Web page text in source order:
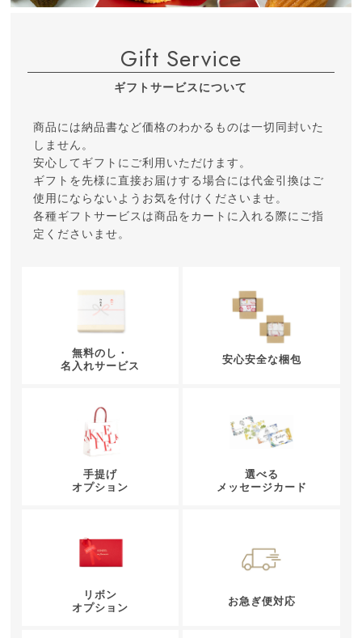
Gift Service
ギフトサービスについて
商品には納品書など価格のわかるものは一切同封いた
しません。
安心してギフトにご利用いただけます。
ギフトを先様に直接お届けする場合には代金引換はご
使用にならないようお気を付けくださいませ。
各種ギフトサービスは商品をカートに入れる際にご指
定くださいませ。
無料のし・
名入れサービス
安心安全な梱包
手提げ
オプション
選べる
メッセージカード
リボン
オプション
お急ぎ便対応